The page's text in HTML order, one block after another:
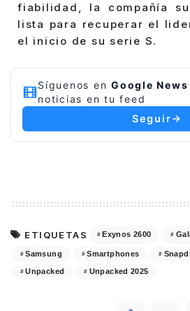
fiabilidad, la compañía
lista para recuperar el
el inicio de su serie S.
Síguenos en Google News
noticias en tu feed
Seguir
ETIQUETAS Exynos 2600
Samsung Smartphones
Unpacked Unpacked 2025